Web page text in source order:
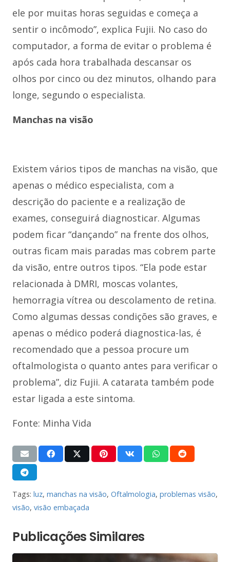
ele por muitas horas seguidas e começa a
sentir o incômodo”, explica Fujii. No caso do
computador, a forma de evitar o problema é
após cada hora trabalhada descansar os
olhos por cinco ou dez minutos, olhando para
longe, segundo o especialista.
Manchas na visão
Existem vários tipos de manchas na visão, que
apenas o médico especialista, com a
descrição do paciente e a realização de
exames, conseguirá diagnosticar. Algumas
podem ficar “dançando” na frente dos olhos,
outras ficam mais paradas mas cobrem parte
da visão, entre outros tipos. “Ela pode estar
relacionada à DMRI, moscas volantes,
hemorragia vítrea ou descolamento de retina.
Como algumas dessas condições são graves, e
apenas o médico poderá diagnostica-las, é
recomendado que a pessoa procure um
oftalmologista o quanto antes para verificar o
problema”, diz Fujii. A catarata também pode
estar ligada a este sintoma.
Fonte: Minha Vida
Tags: luz, manchas na visão, Oftalmologia, problemas visão,
visão, visão embaçada
Publicações Similares